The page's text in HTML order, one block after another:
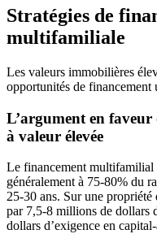
Stratégies de
multifamiliale
Les valeurs immobilières
opportunités de financement
L’argument en faveur
à valeur élevée
Le financement
généralement à 75-80% du
25-30 ans. Sur une
par 7,5-8 millions de dollars
dollars d’exigence en